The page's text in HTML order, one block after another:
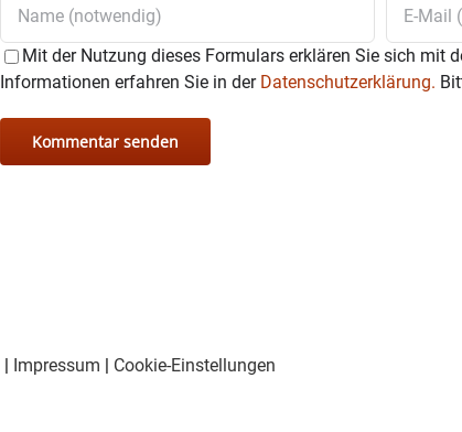
Mit der Nutzung dieses Formulars erklären Sie sich mit
Informationen erfahren Sie in der Datenschutzerklärung.
| Impressum | Cookie-Einstellungen